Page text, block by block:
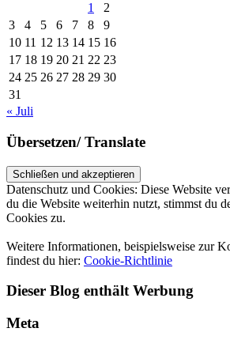
1
2
3
4 5 6 7 8
9
10 11 12 13 14 15 16
17 18 19 20 21 22 23
24 25 26 27 28 29 30
31
« Juli
Übersetzen/ Translate
Datenschutz und Cookies: Diese Website
du die Website weiterhin nutzt, stimmst du
Cookies zu.
Weitere Informationen, beispielsweise zur
findest du hier: Cookie-Richtlinie
Dieser Blog enthält Werbung
Meta